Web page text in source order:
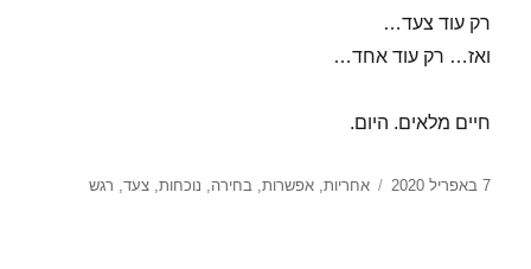
רק עוד צעד…
ואז… רק עוד אחד…
חיים מלאים. היום.
פורסם
7 באפריל 2020 תגיות
אחריות,אפשרות,בחירה, נוכחות,צעד, רגש